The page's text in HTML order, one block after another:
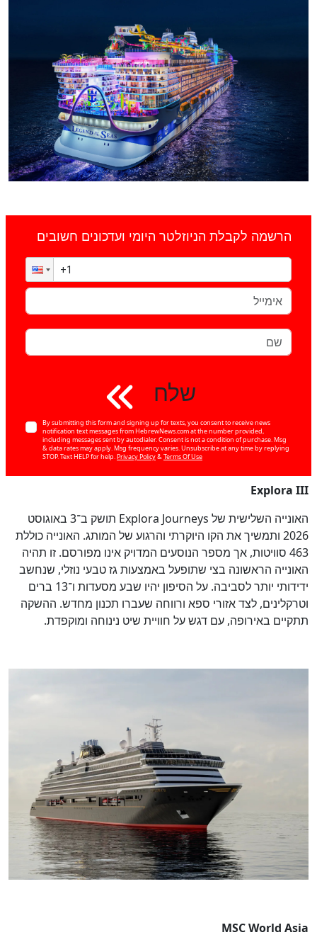
הרשמה לקבלת הניוזלטר היומי ועדכונים חשובים
שלח
By submitting this form and signing up for texts, you consent to receive news
notification text messages from HebrewNews.com at the number provided,
including messages sent by autodialer. Consent is not a condition of purchase. Msg
& data rates may apply. Msg frequency varies. Unsubscribe at any time by replying
STOP. Text HELP for help.Privacy Policy&Terms Of Use
Explora III
האונייה השלישית של Explora Journeys תושק ב־3 באוגוסט
2026 ותמשיך את הקו היוקרתי והרגוע של המותג. האונייה כוללת
463 סוויטות, אך מספר הנוסעים המדויק אינו מפורסם. זו תהיה
האונייה הראשונה בצי שתופעל באמצעות גז טבעי נוזלי, שנחשב
ידידותי יותר לסביבה. על הסיפון יהיו שבע מסעדות ו־13 ברים
וטרקלינים, לצד אזורי ספא ורווחה שעברו תכנון מחדש. ההשקה
תתקיים באירופה, עם דגש על חוויית שיט נינוחה ומוקפדת.
MSC World Asia